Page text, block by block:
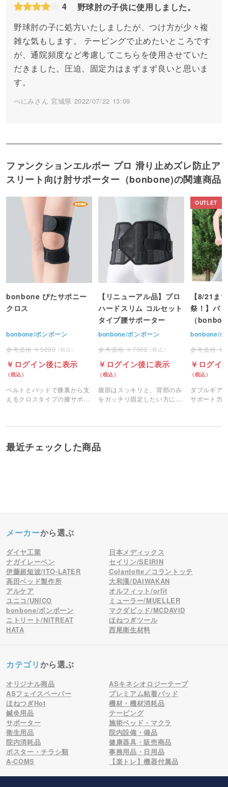
4
野球肘の子供に使用しました。
野球肘の子に処方いたしましたが、つけ方が少々複
雑な気もします。 テーピングで止めたいところです
が、通院頻度など考慮してこちらを使用させていた
だきました。圧迫、固定力はまずまず良いと思いま
す。
べにみさん 宮城県 2022/07/22 13:09
ファンクションエルボー プロ 滑り止めズレ防止ア
スリート向け肘サポーター（bonbone)の関連商品
bonbone ぴたサポニー
クロス
bonbone/ボンボーン
5203
ログイン後に表示
ベルトとパッドで膝裏から支
えるクロスタイプの膝サポー
【リニューアル品】プロ
ハードスリム コルセット
タイプ腰サポーター
bonbone/ボンボーン
7502
ログイン後に表示
腹部はスッキリと、背部のみ
をガッチリ固定したい方にお
【8/21ま
祭！】バ
（
bonbone/ボ
ログイ
ダブルギア
サポート力
最近チェックした商品
メーカーから選ぶ
ダイヤ工業
日本メディックス
ナガイレーベン
セイリン/SEIRIN
伊藤超短波/ITO-LATER
Colantotte／コラントッテ
高田ベッド製作所
大和漢/DAIWAKAN
アルケア
オルフィット/orfit
ユニコ/UNICO
ミューラー/MUELLER
bonbone/ボンボーン
マクダビッド/MCDAVID
ニトリート/NITREAT
ほねつぎツール
HATA
西尾衛生材料
カテゴリから選ぶ
オリジナル商品
ASキネシオロジーテープ
ASフェイスペーパー
プレミアム粘着パッド
ほねつぎHot
機材・機材消耗品
鍼灸用品
テーピング
サポーター
施術ベッド・マクラ
衛生用品
院内設備・備品
院内消耗品
健康器具・販売商品
ポスター・チラシ類
事務用品・日用品
A-COMS
【楽トレ】機器付属品